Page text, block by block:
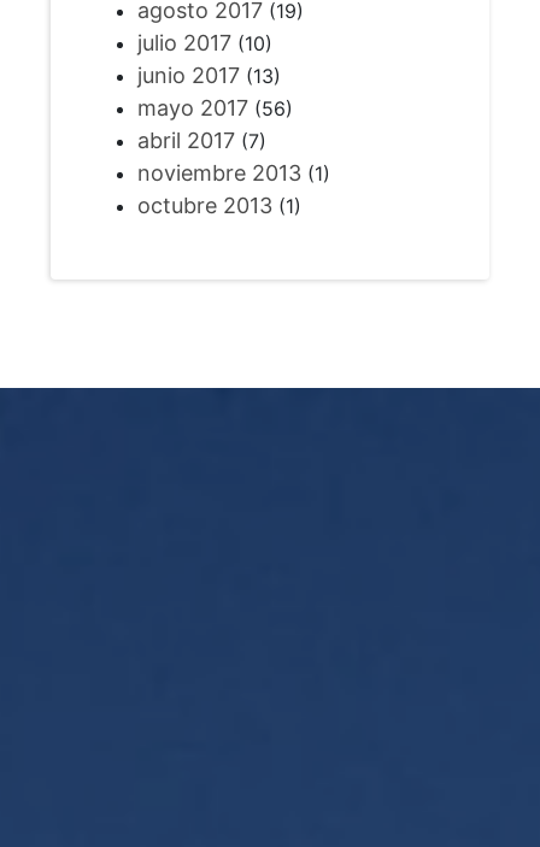
agosto 2017(19)
julio 2017(10)
junio 2017(13)
mayo 2017(56)
abril 2017(7)
noviembre 2013(1)
octubre 2013(1)